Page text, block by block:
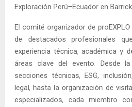
Exploración Perú–Ecuador en
El comité organizador de
de destacados profesionales
experiencia técnica, académica y
áreas clave del evento. Desde
secciones técnicas, ESG,
legal, hasta la organización de
especializados, cada miembro